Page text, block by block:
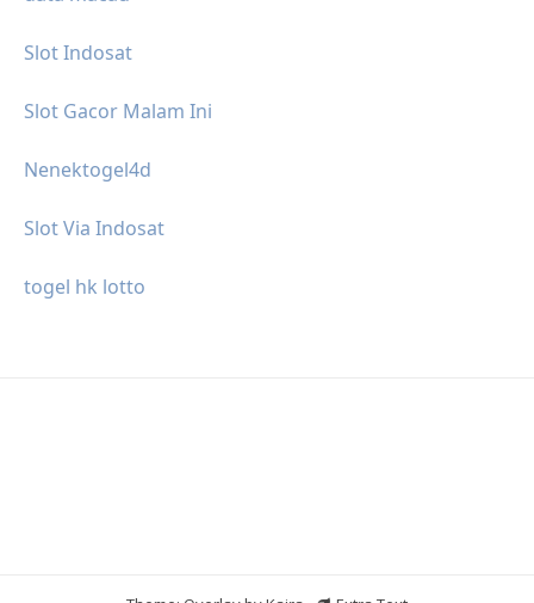
Slot Indosat
Slot Gacor Malam Ini
Nenektogel4d
Slot Via Indosat
togel hk lotto